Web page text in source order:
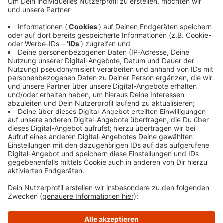
Brücke. Von 9 bis 15 Uhr wird deshalb die
Verbindung von der A43 Richtung Wuppertal auf
die A40 Richtung Essen gesperrt. Die Umleitung
geht über die Anschlussstelle Bochum-Gerthe
beziehungsweise über die A448 ab dem Kreuz
Bochum/Witten.
Veröffentlicht:Montag, 16.10.2023 07:44
Anzeige
Anzeige